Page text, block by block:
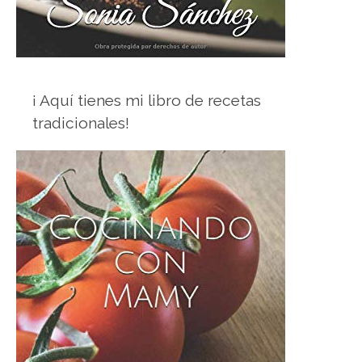
¡ Aquí tienes mi libro de recetas
tradicionales!